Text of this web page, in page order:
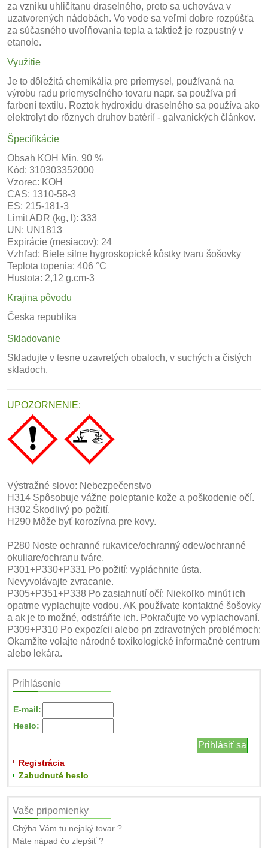
za vzniku uhličitanu draselného, preto sa uchováva v
uzatvorených nádobách. Vo vode sa veľmi dobre rozpúšťa
za súčasného uvoľňovania tepla a taktiež je rozpustný v
etanole.
Využitie
Je to dôležitá chemikália pre priemysel, používaná na
výrobu radu priemyselného tovaru napr. sa používa pri
farbení textilu. Roztok hydroxidu draselného sa používa ako
elektrolyt do rôznych druhov batérií - galvanických článkov.
Špecifikácie
Obsah KOH Min. 90 %
Kód: 310303352000
Vzorec: KOH
CAS: 1310-58-3
ES: 215-181-3
Limit ADR (kg, l): 333
UN: UN1813
Expirácie (mesiacov): 24
Vzhľad: Biele silne hygroskopické kôstky tvaru šošovky
Teplota topenia: 406 °C
Hustota: 2,12 g.cm-3
Krajina pôvodu
Česka republika
Skladovanie
Skladujte v tesne uzavretých obaloch, v suchých a čistých
skladoch.
UPOZORNENIE:
Výstražné slovo: Nebezpečenstvo
H314 Spôsobuje vážne poleptanie kože a poškodenie očí.
H302 Škodlivý po požití.
H290 Môže byť korozívna pre kovy.
P280 Noste ochranné rukavice/ochranný odev/ochranné
okuliare/ochranu tváre.
P301+P330+P331 Po požití: vypláchnite ústa.
Nevyvolávajte zvracanie.
P305+P351+P338 Po zasiahnutí očí: Niekoľko minút ich
opatrne vyplachujte vodou. AK používate kontaktné šošovky
a ak je to možné, odstráňte ich. Pokračujte vo vyplachovaní.
P309+P310 Po expozícii alebo pri zdravotných problémoch:
Okamžite volajte národné toxikologické informačné centrum
alebo lekára.
Prihlásenie
E-mail:
Heslo:
Registrácia
Zabudnuté heslo
Vaše pripomienky
Chýba Vám tu nejaký tovar ?
Máte nápad čo zlepšiť ?